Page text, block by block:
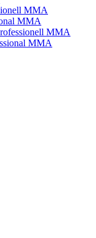
MMA
MMA
MMA
MMA